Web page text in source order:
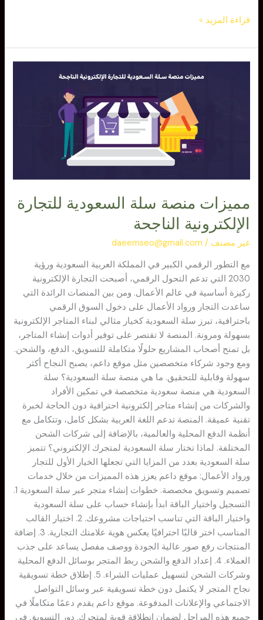
قراءة المزيد »
مميزات منصة سلة السعودية للتجارة
الإلكترونية الناجحة
غير مصنف /
daeemseo@gmail.com
مع التطور الرقمي الكبير في المملكة العربية السعودية ورؤية
2030 التي تدعم التحول الرقمي، أصبحت التجارة الإلكترونية
ركيزة أساسية في عالم الأعمال. ومن بين المنصات الرائدة التي
ساعدت التجار ورواد الأعمال على دخول السوق الرقمي
باحترافية، تبرز سلة السعودية كخيار مثالي لبناء المتاجر الإلكترونية
بسهولة ومرونة. المنصة لا تقتصر على توفير أدوات إنشاء المتاجر،
بل تمنح أصحاب المشاريع حلولًا متكاملة للتسويق، الدفع، والشحن.
ومع وجود شركاء متخصصين مثل موقع داعم، يصبح النجاح أكثر
سهولة وقابلية للتحقيق. ما هي منصة سلة السعودية؟ سلة
السعودية هي منصة سعودية متخصصة في تمكين الأفراد
والشركات من إنشاء متاجر إلكترونية احترافية دون الحاجة لخبرة
تقنية عميقة. المنصة تدعم اللغة العربية بشكل كامل، وتتكامل مع
أنظمة الدفع المحلية والعالمية، بالإضافة إلى شركات الشحن
المختلفة. لماذا تختار سلة السعودية لمتجرك الإلكتروني؟ تتميز
سلة السعودية بعدد من المزايا التي تجعلها الخيار الأول للتجار
ورواد الأعمال: موقع داعم يعزز هذه المميزات من خلال خدمات
تصميم وتسويق مخصصة. خطوات إنشاء متجر عبر سلة السعودية 1.
التسجيل واختيار الباقة ابدأ بإنشاء حساب على سلة السعودية
واختيار الباقة التي تناسب احتياجات مشروعك. 2. اختيار القالب
المناسب اختر قالبًا احترافيًا يعكس هوية علامتك التجارية. 3. إضافة
المنتجات رفع صور عالية الجودة ووصف مفصل يساعد على جذب
العملاء. 4. إعداد الدفع والشحن ربط المتجر بوسائل الدفع المحلية
وشركات الشحن لتسهيل عمليات الشراء. 5. إطلاق خطة تسويقية
نجاح المتجر لا يكتمل دون خطة تسويقية عبر وسائل التواصل
الاجتماعي والإعلانات المدفوعة. موقع داعم يقدم دعمًا متكاملًا في
جميع هذه المراحل لضمان انطلاقة قوية لمتجرك. دور التسويق في